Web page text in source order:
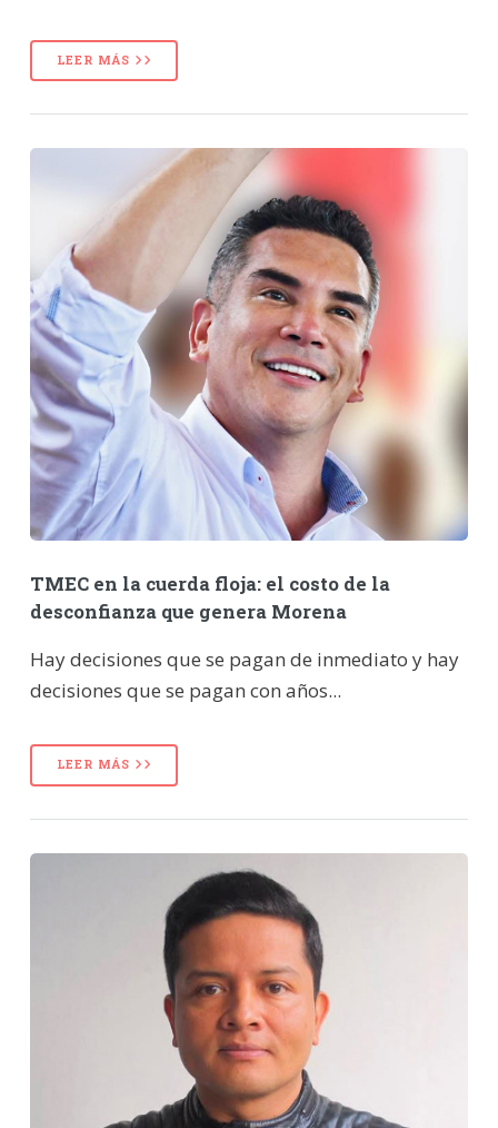
LEER MÁS
TMEC en la cuerda floja: el costo de la
desconfianza que genera Morena
Hay decisiones que se pagan de inmediato y hay
decisiones que se pagan con años...
LEER MÁS